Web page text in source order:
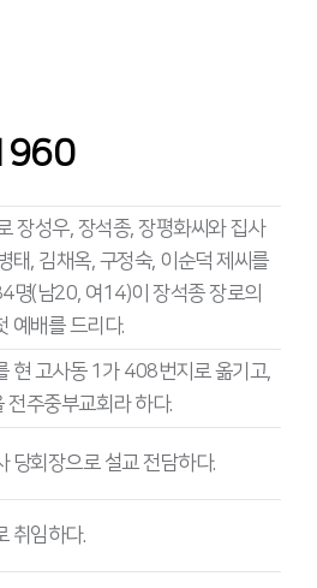
장성우, 장석종, 장평화씨와 집사
태, 김채옥, 구정숙, 이순덕 제씨를
명(남20, 여14)이 장석종 장로의
예배를 드리다.
현 고사동 1가 408번지로 옮기고,
전주중부교회라 하다.
당회장으로 설교 전담하다.
취임하다.